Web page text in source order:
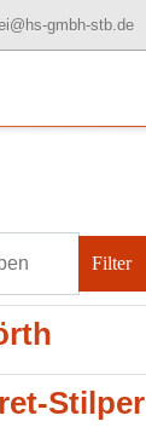
gmbh-stb.de
Filter
Stilper